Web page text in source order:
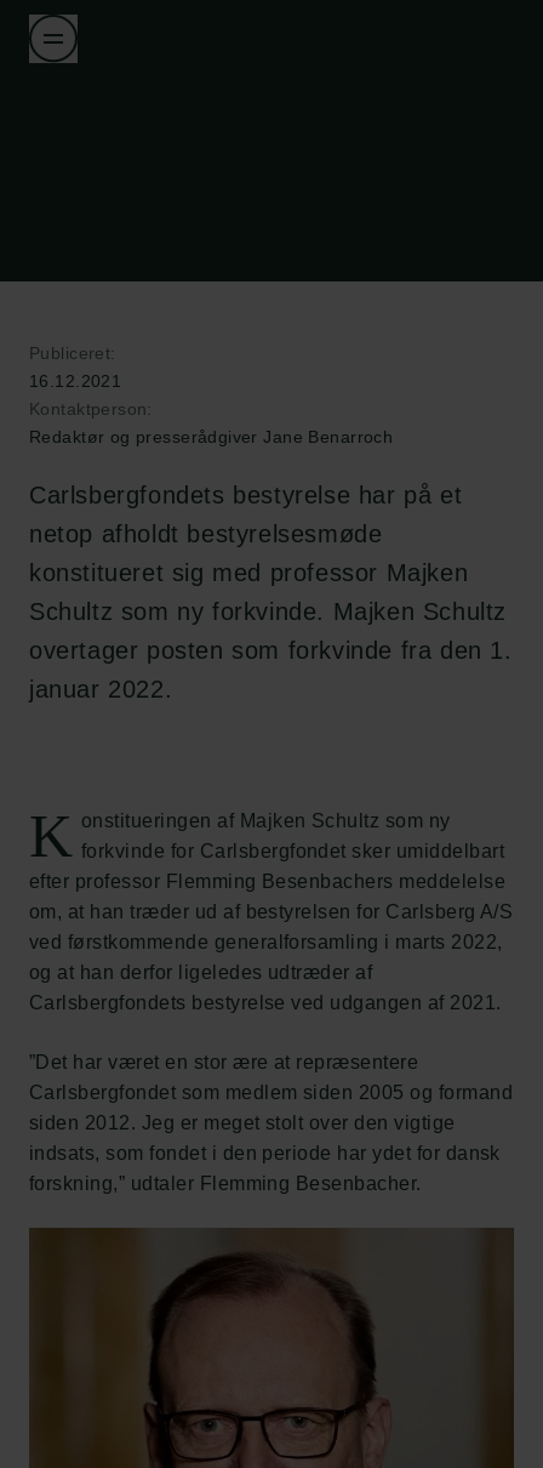
Publiceret:
16.12.2021
Kontaktperson:
Redaktør og presserådgiver Jane Benarroch
Carlsbergfondets bestyrelse har på et
netop afholdt bestyrelsesmøde
konstitueret sig med professor Majken
Schultz som ny forkvinde. Majken Schultz
overtager posten som forkvinde fra den 1.
januar 2022.
K
onstitueringen af Majken Schultz som ny
forkvinde for Carlsbergfondet sker umiddelbart
efter professor Flemming Besenbachers meddelelse
om, at han træder ud af bestyrelsen for Carlsberg A/S
ved førstkommende generalforsamling i marts 2022,
og at han derfor ligeledes udtræder af
Carlsbergfondets bestyrelse ved udgangen af 2021.
”Det har været en stor ære at repræsentere
Carlsbergfondet som medlem siden 2005 og formand
siden 2012. Jeg er meget stolt over den vigtige
indsats, som fondet i den periode har ydet for dansk
forskning,” udtaler Flemming Besenbacher.